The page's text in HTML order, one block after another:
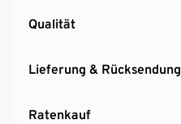
Qualität
Lieferung & Rücksendung
Ratenkauf